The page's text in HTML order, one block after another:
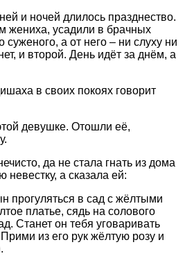
и ночей длилось празднество.
жениха, усадили в брачных
суженого, а от него – ни слуху ни
и второй. День идёт за днём, а
в своих покоях говорит
девушке. Отошли её,
да не стала гнать из дома
а сказала ей:
прогуляться в сад с жёлтыми
платье, сядь на солового
Станет он тебя уговаривать
из его рук жёлтую розу и